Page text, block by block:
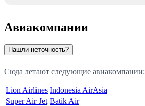
Авиакомпании
Нашли неточность?
Сюда летают следующие авиакомпании:
Lion Airlines Indonesia AirAsia
Super Air Jet Batik Air